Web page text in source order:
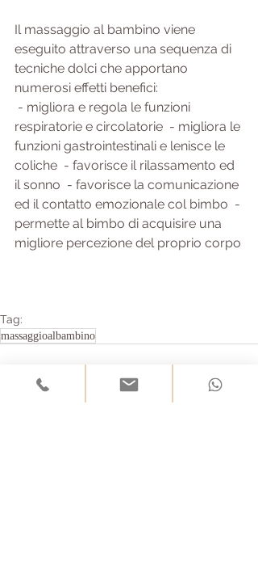
Il massaggio al bambino viene
eseguito attraverso una sequenza di
tecniche dolci che apportano
numerosi effetti benefici:
respiratorie e circolatorie  - migliora le
funzioni gastrointestinali e lenisce le
coliche  - favorisce il rilassamento ed
il sonno  - favorisce la comunicazione
ed il contatto emozionale col bimbo  -
permette al bimbo di acquisire una
migliore percezione del proprio corpo
Tag:
massaggioalbambino